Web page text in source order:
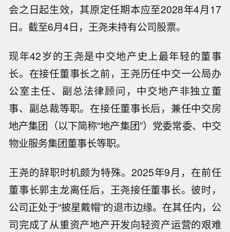
会之日起生效，其原定任期本应至2028年4月17
日。截至6月4日，王尧未持有公司股票。
现年42岁的王尧是中交地产史上最年轻的董事
长。在接任董事长之前，王尧历任中交一公局办
公室主任、副总法律顾问，中交地产非独立董
事、副总裁等职。在接任董事长后，兼任中交房
地产集团（以下简称“地产集团”）党委常委、中交
物业服务集团董事长等职。
王尧的辞职时机颇为特殊。2025年9月，在前任
董事长郭主龙离任后，王尧接任董事长。彼时，
公司正处于“披星戴帽”的退市边缘。在其任内，公
司完成了从重资产地产开发向轻资产运营的艰难